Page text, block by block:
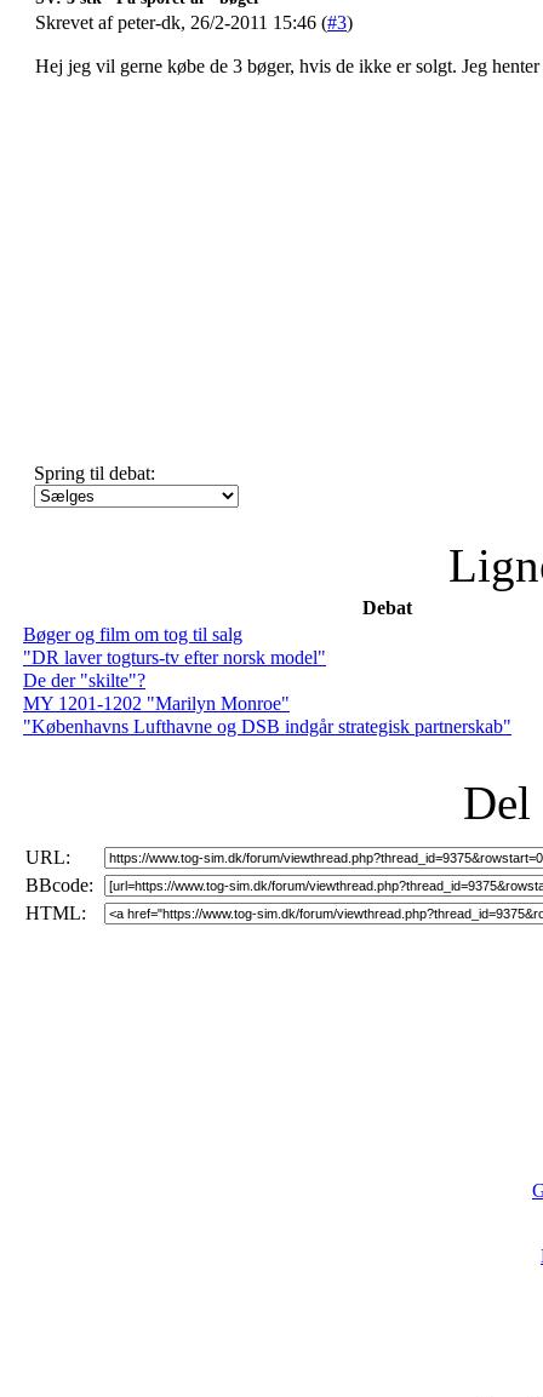
Skrevet af peter-dk, 26/2-2011 15:46 (#3)
Hej jeg vil gerne købe de 3 bøger, hvis de ikke er solgt. Jeg
Spring til debat:
Debat
Bøger og film om tog til salg
"DR laver togturs-tv efter norsk model"
De der "skilte"?
MY 1201-1202 "Marilyn Monroe"
"Københavns Lufthavne og DSB indgår strategisk partnerskab"
Del
URL:
BBcode:
HTML: